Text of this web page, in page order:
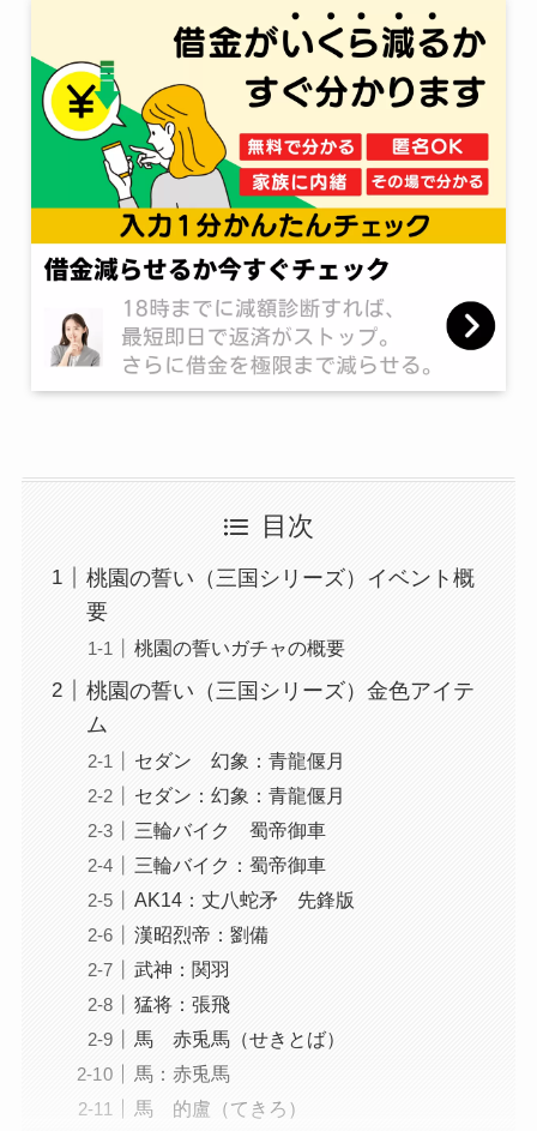
目次
桃園の誓い（三国シリーズ）イベント概
要
桃園の誓いガチャの概要
桃園の誓い（三国シリーズ）金色アイテ
ム
セダン 幻象：青龍偃月
セダン：幻象：青龍偃月
三輪バイク 蜀帝御車
三輪バイク：蜀帝御車
AK14：丈八蛇矛 先鋒版
漢昭烈帝：劉備
武神：関羽
猛将：張飛
馬 赤兎馬（せきとば）
馬：赤兎馬
馬 的盧（てきろ）